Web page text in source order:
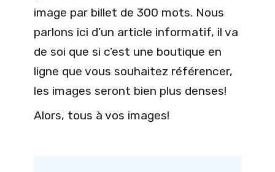
image par billet de 300 mots. Nous
parlons ici d’un article informatif, il va
de soi que si c’est une boutique en
ligne que vous souhaitez référencer,
les images seront bien plus denses!
Alors, tous à vos images!